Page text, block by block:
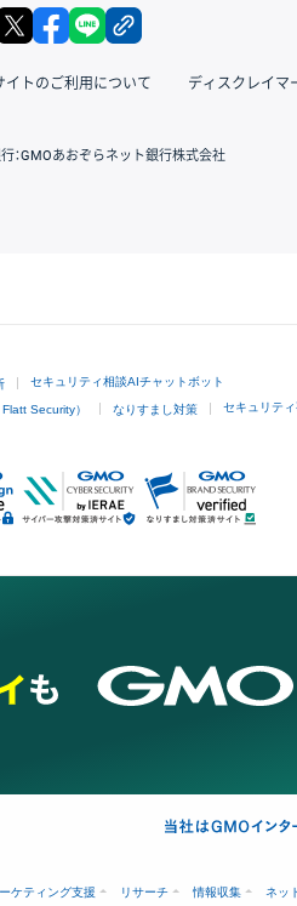
X facebook
イトのご利用について ディスクレイマ
：GMOあおぞらネット銀行株式会社
セキュリティ相談AIチャットボット
Security） なりすまし対策 セキュリテ
ケティング支援 リサーチ 情報収集 ネッ